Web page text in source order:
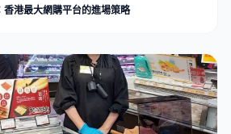
港最大網購平台的進場策略